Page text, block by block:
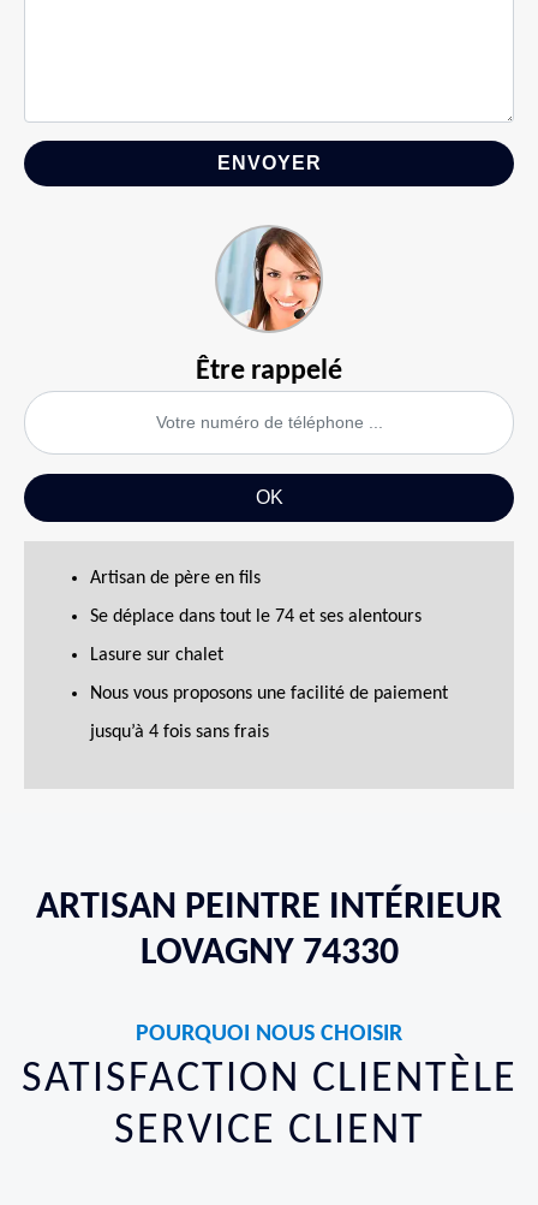
Être rappelé
Artisan de père en fils
Se déplace dans tout le 74 et ses alentours
Lasure sur chalet
Nous vous proposons une facilité de paiement
jusqu’à 4 fois sans frais
ARTISAN PEINTRE INTÉRIEUR
LOVAGNY 74330
POURQUOI NOUS CHOISIR
SATISFACTION CLIENTÈLE
SERVICE CLIENT